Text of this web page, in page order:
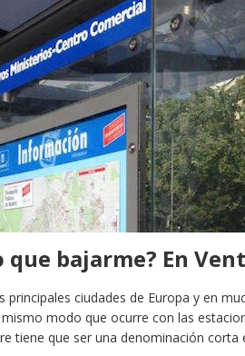
bajarme? En
ciudades de Europa y en
modo que ocurre con las
tiene que ser una denominación corta